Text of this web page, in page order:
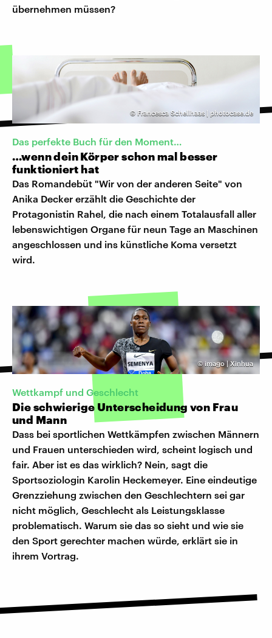
übernehmen müssen?
© Francesca Schellhaas | photocase.de
Das perfekte Buch für den Moment…
…wenn dein Körper schon mal besser
funktioniert hat
Das Romandebüt "Wir von der anderen Seite" von
Anika Decker erzählt die Geschichte der
Protagonistin Rahel, die nach einem Totalausfall aller
lebenswichtigen Organe für neun Tage an Maschinen
angeschlossen und ins künstliche Koma versetzt
wird.
©imago | Xinhua
Wettkampf und Geschlecht
Die schwierige Unterscheidung von Frau
und Mann
Dass bei sportlichen Wettkämpfen zwischen Männern
und Frauen unterschieden wird, scheint logisch und
fair. Aber ist es das wirklich? Nein, sagt die
Sportsoziologin Karolin Heckemeyer. Eine eindeutige
Grenzziehung zwischen den Geschlechtern sei gar
nicht möglich, Geschlecht als Leistungsklasse
problematisch. Warum sie das so sieht und wie sie
den Sport gerechter machen würde, erklärt sie in
ihrem Vortrag.